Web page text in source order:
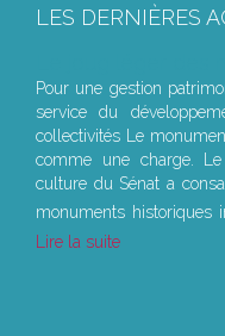
LES DERNIÈRES
Pour une gestion
service du
collectivités Le
comme une charge.
culture du Sénat a
monuments historiques
Lire la suite